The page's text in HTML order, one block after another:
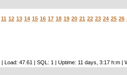
11 12 13 14 15 16 17 18 19 20 21 22 23 24 25 26
| Load: 47.61 | SQL: 1 | Uptime: 11 days, 3:17 h:m